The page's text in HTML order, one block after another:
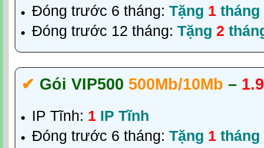
Đóng trước 6 tháng: Tặng 1 tháng
Đóng trước 12 tháng: Tặng 2
✔‎ Gói VIP500 500Mb/10Mb –
IP Tĩnh: 1 IP Tĩnh
Đóng trước 6 tháng: Tặng 1 tháng